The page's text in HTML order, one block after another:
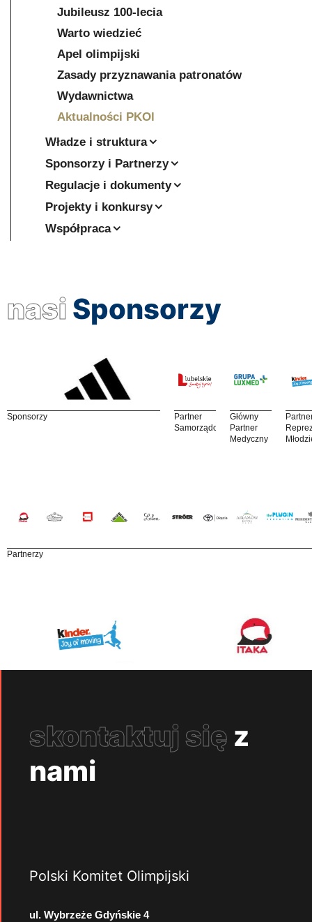
Jubileusz 100-lecia
Warto wiedzieć
Apel olimpijski
Zasady przyznawania patronatów
Wydawnictwa
Aktualności PKOl
Władze i struktura
Sponsorzy i Partnerzy
Regulacje i dokumenty
Projekty i konkursy
Współpraca
nasi Sponsorzy
Sponsorzy
Partner
Samorządowy
Główny
Partner
Medyczny
Partnerzy
skontaktuj się z
nami
Polski Komitet Olimpijski
ul. Wybrzeże Gdyńskie 4